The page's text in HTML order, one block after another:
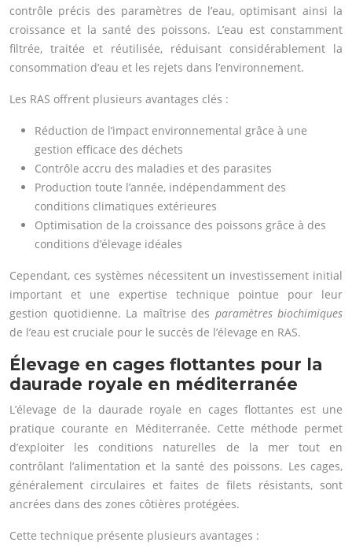
contrôle précis des paramètres de l’eau, optimisant ainsi la
croissance et la santé des poissons. L’eau est constamment
filtrée, traitée et réutilisée, réduisant considérablement la
consommation d’eau et les rejets dans l’environnement.
Les RAS offrent plusieurs avantages clés :
Réduction de l’impact environnemental grâce à une
gestion efficace des déchets
Contrôle accru des maladies et des parasites
Production toute l’année, indépendamment des
conditions climatiques extérieures
Optimisation de la croissance des poissons grâce à des
conditions d’élevage idéales
Cependant, ces systèmes nécessitent un investissement initial
important et une expertise technique pointue pour leur
gestion quotidienne. La maîtrise des paramètres biochimiques
de l’eau est cruciale pour le succès de l’élevage en RAS.
Élevage en cages flottantes pour la
daurade royale en méditerranée
L’élevage de la daurade royale en cages flottantes est une
pratique courante en Méditerranée. Cette méthode permet
d’exploiter les conditions naturelles de la mer tout en
contrôlant l’alimentation et la santé des poissons. Les cages,
généralement circulaires et faites de filets résistants, sont
ancrées dans des zones côtières protégées.
Cette technique présente plusieurs avantages :